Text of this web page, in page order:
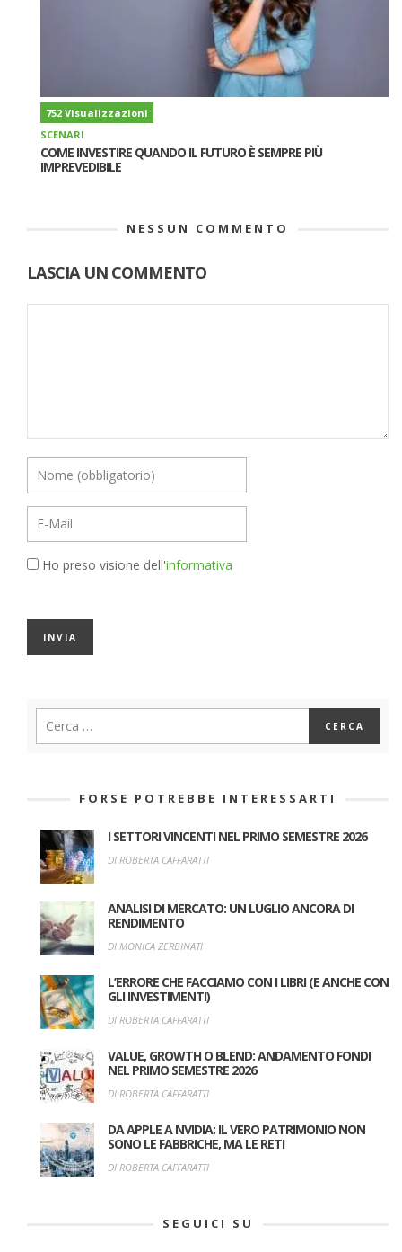
752 Visualizzazioni
SCENARI
COME INVESTIRE QUANDO IL FUTURO È SEMPRE PIÙ
IMPREVEDIBILE
NESSUN COMMENTO
LASCIA UN COMMENTO
Ho preso visione dell'informativa
FORSE POTREBBE INTERESSARTI
I SETTORI VINCENTI NEL PRIMO SEMESTRE 2026
DI ROBERTA CAFFARATTI
ANALISI DI MERCATO: UN LUGLIO ANCORA DI
RENDIMENTO
DI MONICA ZERBINATI
L’ERRORE CHE FACCIAMO CON I LIBRI (E ANCHE CON
GLI INVESTIMENTI)
DI ROBERTA CAFFARATTI
VALUE, GROWTH O BLEND: ANDAMENTO FONDI
NEL PRIMO SEMESTRE 2026
DI ROBERTA CAFFARATTI
DA APPLE A NVIDIA: IL VERO PATRIMONIO NON
SONO LE FABBRICHE, MA LE RETI
DI ROBERTA CAFFARATTI
SEGUICI SU